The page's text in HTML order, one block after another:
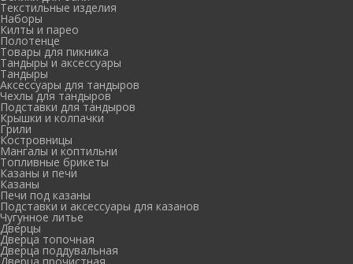
Текстильные изделия
Наборы
Килты и парео
Полотенце
Товары для пикника
Тандыры и аксессуары
Тандыры
Аксессуары для тандыров
Чехлы для тандыров
Подставки для тандыров
Крышки и колпачки
Грили
Костровницы
Мангалы и коптильни
Топливные брикеты
Казаны и печи
Казаны
Печи под казаны
Подставки и аксессуары для казанов
Чугунное литье
Дверцы
Дверца топочная
Дверца поддувальная